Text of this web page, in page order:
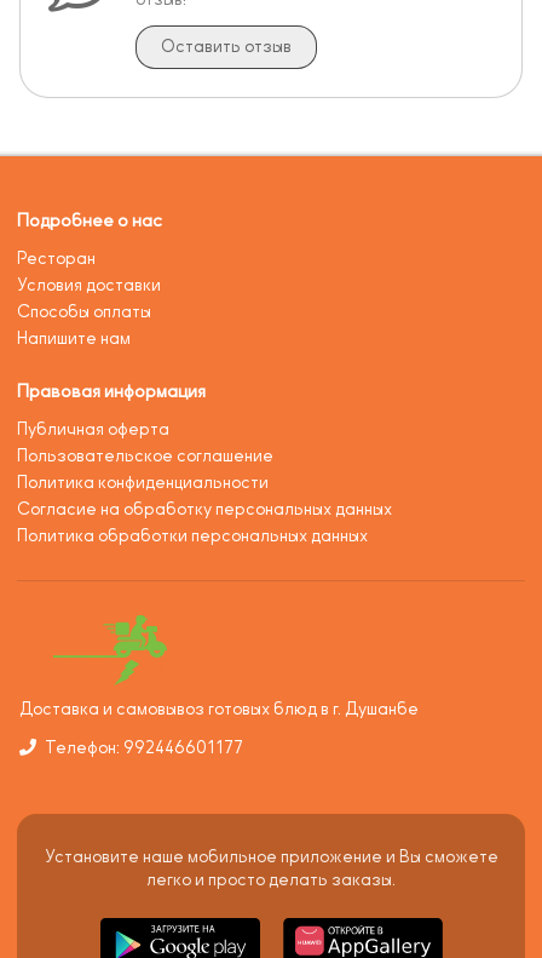
Оставить отзыв
Подробнее о нас
Ресторан
Условия доставки
Способы оплаты
Напишите нам
Правовая информация
Публичная оферта
Пользовательское соглашение
Политика конфиденциальности
Согласие на обработку персональных данных
Политика обработки персональных данных
Доставка и самовывоз готовых блюд в г. Душанбе
Телефон: 992446601177
Установите наше мобильное приложение и Вы сможете
легко и просто делать заказы.